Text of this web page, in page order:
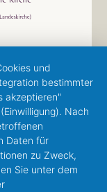
und
bestimmter
akzeptieren"
Nach
Daten für
zu Zweck,
Sie unter dem